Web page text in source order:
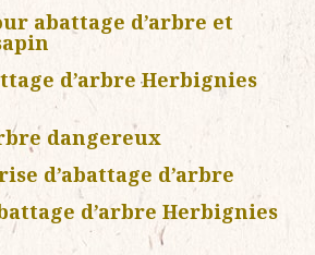
abattage d’arbre et
d’arbre Herbignies
dangereux
d’abattage d’arbre
d’arbre Herbignies